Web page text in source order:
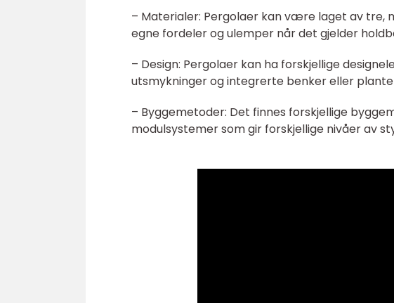
– Materialer: Pergolaer kan være laget av tre,
egne fordeler og ulemper når det gjelder
– Design: Pergolaer kan ha forskjellige
utsmykninger og integrerte benker eller
– Byggemetoder: Det finnes forskjellige
modulsystemer som gir forskjellige nivåer av